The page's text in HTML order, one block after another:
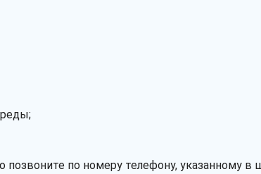
по номеру телефону, указанному в